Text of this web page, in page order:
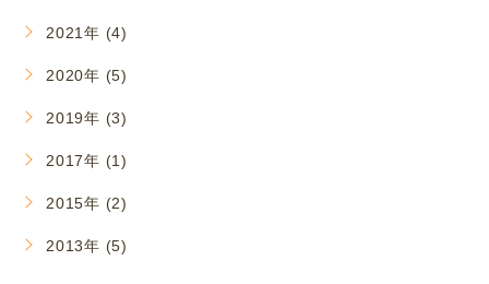
2021年 (4)
2020年 (5)
2019年 (3)
2017年 (1)
2015年 (2)
2013年 (5)